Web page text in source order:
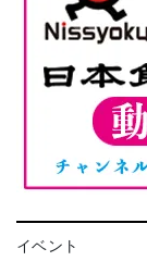
イベント